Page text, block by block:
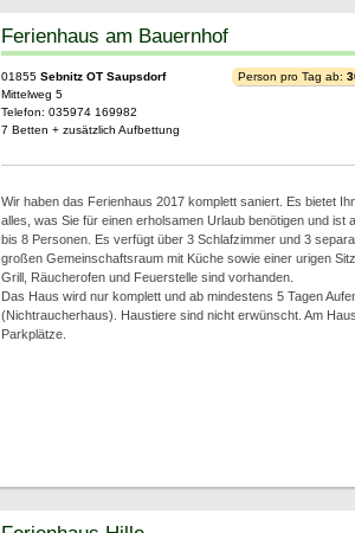
Ferienhaus am Bauernhof
01855 Sebnitz OT Saupsdorf
Mittelweg 5
Telefon: 035974 169982
7 Betten + zusätzlich Aufbettung
Person pro Tag ab:
Wir haben das Ferienhaus 2017 komplett saniert. Es bietet
alles, was Sie für einen erholsamen Urlaub benötigen und ist
bis 8 Personen. Es verfügt über 3 Schlafzimmer und 3
großen Gemeinschaftsraum mit Küche sowie einer urigen
Grill, Räucherofen und Feuerstelle sind vorhanden.
Das Haus wird nur komplett und ab mindestens 5 Tagen
(Nichtraucherhaus). Haustiere sind nicht erwünscht. Am
Parkplätze.